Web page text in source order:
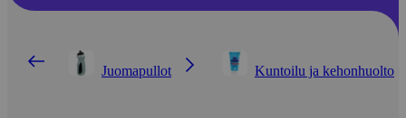
Juomapullot Kuntoilu ja kehonhuolto